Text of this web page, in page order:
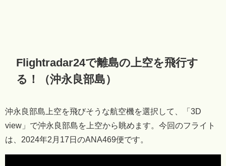
Flightradar24で離島の上空を飛行す
る！（沖永良部島）
沖永良部島上空を飛びそうな航空機を選択して、「3D
view」で沖永良部島を上空から眺めます。今回のフライト
は、2024年2月17日のANA469便です。